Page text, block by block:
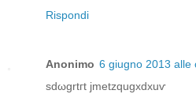
Rispondi
Anonimo 6 giugno 2013 alle
ѕԁωgrtгt jmetzqugxdxuѵ